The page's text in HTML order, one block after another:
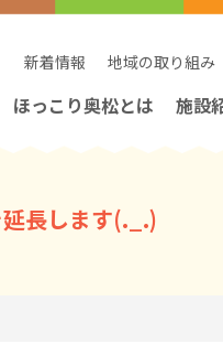
新着情報 地域の取り組み
ほっこり奥松とは 施設
長します(._.)